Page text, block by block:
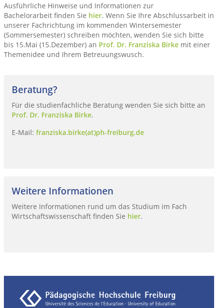
Ausführliche Hinweise und Informationen zur
Bachelorarbeit finden Sie hier. Wenn Sie Ihre Abschlussarbeit in
unserer Fachrichtung im kommenden Wintersemester
(Sommersemester) schreiben möchten, wenden Sie sich bitte
bis 15.Mai (15.Dezember) an Prof. Dr. Franziska Birke mit einer
Themenidee und Ihrem Betreuungswusch.
Beratung?
Für die studienfachliche Beratung wenden Sie sich bitte an
Prof. Dr. Franziska Birke.
E-Mail: franziska.birke(at)ph-freiburg.de
Weitere Informationen
Weitere Informationen rund um das Studium im Fach
Wirtschaftswissenschaft finden Sie hier.